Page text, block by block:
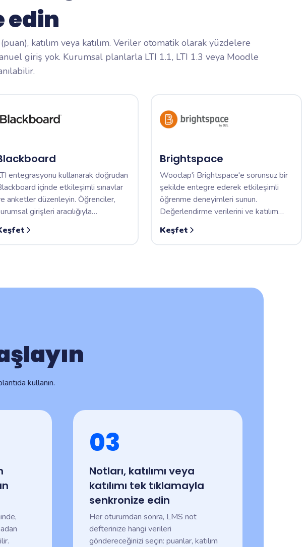
edin
katılım veya katılım. Veriler otomatik olarak yüzdelere
giriş yok. Kurumsal planlarla LTI 1.1, LTI 1.3 veya Moodle
entegrasyonu kullanarak doğrudan
içinde etkileşimli sınavlar
anketler düzenleyin. Öğrenciler,
girişleri aracılığıyla
senkronize edilir.
Brightspace
Wooclap'i Brightspace'e sorunsuz bir
şekilde entegre ederek etkileşimli
öğrenme deneyimleri sunun.
Değerlendirme verilerini ve katılım
ortamınıza senkronize edin.
Keşfet
kullanın.
03
Notları, katılımı veya
katılımı tek tıklamayla
senkronize edin
Her oturumdan sonra, LMS not
defterinize hangi verileri
göndereceğinizi seçin: puanlar, katılım